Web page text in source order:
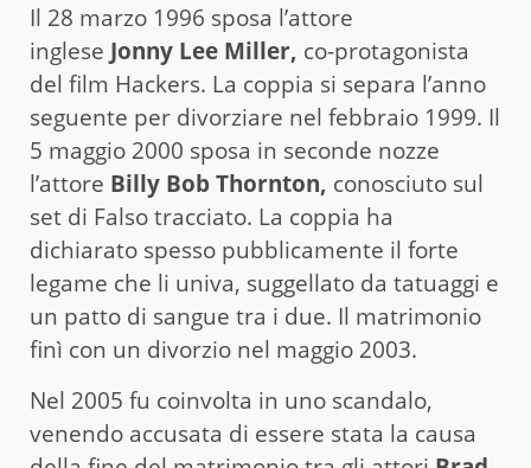
Il 28 marzo 1996 sposa l’attore
inglese Jonny Lee Miller, co-protagonista
del film Hackers. La coppia si separa l’anno
seguente per divorziare nel febbraio 1999. Il
5 maggio 2000 sposa in seconde nozze
l’attore Billy Bob Thornton, conosciuto sul
set di Falso tracciato. La coppia ha
dichiarato spesso pubblicamente il forte
legame che li univa, suggellato da tatuaggi e
un patto di sangue tra i due. Il matrimonio
finì con un divorzio nel maggio 2003.
Nel 2005 fu coinvolta in uno scandalo,
venendo accusata di essere stata la causa